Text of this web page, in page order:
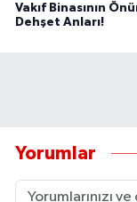
Vakıf Binasının
Dehşet Anları!
Yorumlar